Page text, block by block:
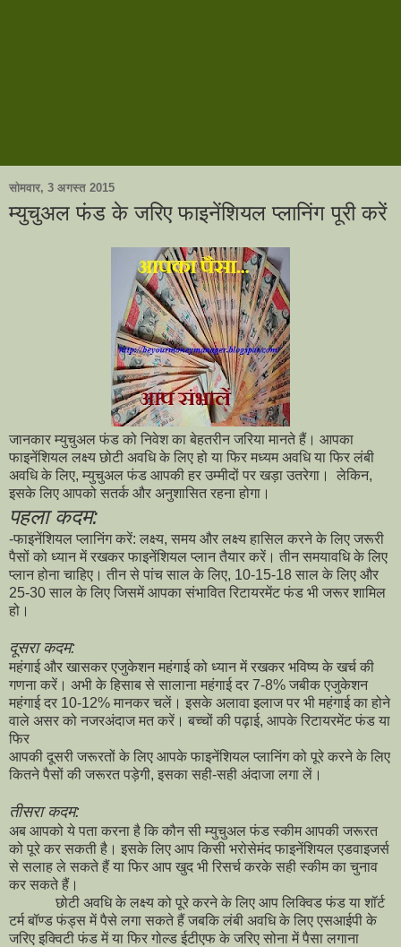
सोमवार, 3 अगस्त 2015
म्युचुअल फंड के जरिए फाइनेंशियल प्लानिंग पूरी करें
जानकार म्युचुअल फंड को निवेश का बेहतरीन जरिया मानते हैं। आपका
फाइनेंशियल लक्ष्य छोटी अवधि के लिए हो या फिर मध्यम अवधि या फिर लंबी
अवधि के लिए, म्युचुअल फंड आपकी हर उम्मीदों पर खड़ा उतरेगा। लेकिन,
इसके लिए आपको सतर्क और अनुशासित रहना होगा।
पहला कदम:
-फाइनेंशियल प्लानिंग करें: लक्ष्य, समय और लक्ष्य हासिल करने के लिए जरूरी
पैसों को ध्यान में रखकर फाइनेंशियल प्लान तैयार करें। तीन समयावधि के लिए
प्लान होना चाहिए। तीन से पांच साल के लिए, 10-15-18 साल के लिए और
25-30 साल के लिए जिसमें आपका संभावित रिटायरमेंट फंड भी जरूर शामिल
हो।
दूसरा कदम:
महंगाई और खासकर एजुकेशन महंगाई को ध्यान में रखकर भविष्य के खर्च की
गणना करें। अभी के हिसाब से सालाना महंगाई दर 7-8% जबीक एजुकेशन
महंगाई दर 10-12% मानकर चलें। इसके अलावा इलाज पर भी महंगाई का होने
वाले असर को नजरअंदाज मत करें। बच्चों की पढ़ाई, आपके रिटायरमेंट फंड या
फिर
आपकी दूसरी जरूरतों के लिए आपके फाइनेंशियल प्लानिंग को पूरे करने के लिए
कितने पैसों की जरूरत पड़ेगी, इसका सही-सही अंदाजा लगा लें।
तीसरा कदम:
अब आपको ये पता करना है कि कौन सी म्युचुअल फंड स्कीम आपकी जरूरत
को पूरे कर सकती है। इसके लिए आप किसी भरोसेमंद फाइनेंशियल एडवाइजर्स
से सलाह ले सकते हैं या फिर आप खुद भी रिसर्च करके सही स्कीम का चुनाव
कर सकते हैं।
छोटी अवधि के लक्ष्य को पूरे करने के लिए आप लिक्विड फंड या शॉर्ट
टर्म बॉण्ड फंड्स में पैसे लगा सकते हैं जबकि लंबी अवधि के लिए एसआईपी के
जरिए इक्विटी फंड में या फिर गोल्ड ईटीएफ के जरिए सोना में पैसा लगाना